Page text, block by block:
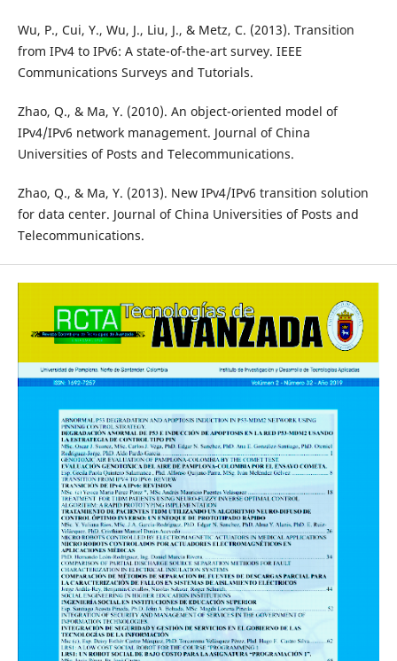
Wu, P., Cui, Y., Wu, J., Liu, J., & Metz, C. (2013). Transition
from IPv4 to IPv6: A state-of-the-art survey. IEEE
Communications Surveys and Tutorials.
Zhao, Q., & Ma, Y. (2010). An object-oriented model of
IPv4/IPv6 network management. Journal of China
Universities of Posts and Telecommunications.
Zhao, Q., & Ma, Y. (2013). New IPv4/IPv6 transition solution
for data center. Journal of China Universities of Posts and
Telecommunications.